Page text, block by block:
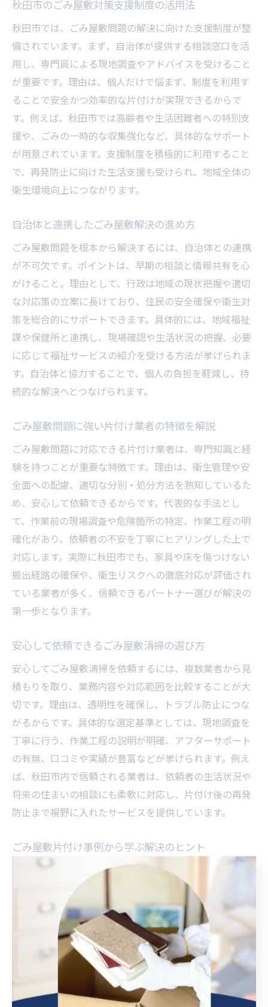
秋田市のごみ屋敷対策支援制度の活用法
秋田市では、ごみ屋敷問題の解決に向けた支援制度が整
備されています。まず、自治体が提供する相談窓口を活
用し、専門員による現地調査やアドバイスを受けること
が重要です。理由は、個人だけで悩まず、制度を利用す
ることで安全かつ効率的な片付けが実現できるからで
す。例えば、秋田市では高齢者や生活困難者への特別支
援や、ごみの一時的な収集強化など、具体的なサポート
が用意されています。支援制度を積極的に利用すること
で、再発防止に向けた生活支援も受けられ、地域全体の
衛生環境向上につながります。
自治体と連携したごみ屋敷解決の進め方
ごみ屋敷問題を根本から解決するには、自治体との連携
が不可欠です。ポイントは、早期の相談と情報共有を心
がけること。理由として、行政は地域の現状把握や適切
な対応策の立案に長けており、住民の安全確保や衛生対
策を総合的にサポートできます。具体的には、地域福祉
課や保健所と連携し、現場確認や生活状況の把握、必要
に応じて福祉サービスの紹介を受ける方法が挙げられま
す。自治体と協力することで、個人の負担を軽減し、持
続的な解決へとつなげられます。
ごみ屋敷問題に強い片付け業者の特徴を解説
ごみ屋敷問題に対応できる片付け業者は、専門知識と経
験を持つことが重要な特徴です。理由は、衛生管理や安
全面への配慮、適切な分別・処分方法を熟知しているた
め、安心して依頼できるからです。代表的な手法とし
て、作業前の現場調査や危険箇所の特定、作業工程の明
確化があり、依頼者の不安を丁寧にヒアリングした上で
対応します。実際に秋田市でも、家具や床を傷つけない
搬出経路の確保や、衛生リスクへの徹底対応が評価され
ている業者が多く、信頼できるパートナー選びが解決の
第一歩となります。
安心して依頼できるごみ屋敷清掃の選び方
安心してごみ屋敷清掃を依頼するには、複数業者から見
積もりを取り、業務内容や対応範囲を比較することが大
切です。理由は、透明性を確保し、トラブル防止につな
がるからです。具体的な選定基準としては、現地調査を
丁寧に行う、作業工程の説明が明確、アフターサポート
の有無、口コミや実績が豊富などが挙げられます。例え
ば、秋田市内で信頼される業者は、依頼者の生活状況や
将来の住まいの相談にも柔軟に対応し、片付け後の再発
防止まで視野に入れたサービスを提供しています。
ごみ屋敷片付け事例から学ぶ解決のヒント
実際のごみ屋敷片付け事例からは、早期対応と段階的な
作業の重要性が学べます。ポイントは、作業前の危険箇
所の確認や、衛生対策を徹底すること。理由として、長
期間放置されたごみには害虫やカビが発生しやすく、健
康被害を防ぐためにも計画的な片付けが求められます。
例えば、秋田市では片付け後に不動産会社や解体業者へ
の橋渡しを行い、次のステップにスムーズに移行できる
支援事例もあります。段階ごとに課題を整理し、専門家